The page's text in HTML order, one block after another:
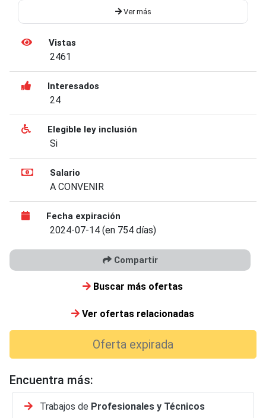
Ver más
Vistas
2461
Interesados
24
Elegible ley inclusión
Si
Salario
A CONVENIR
Fecha expiración
2024-07-14 (en 754 días)
Compartir
Buscar más ofertas
Ver ofertas relacionadas
Oferta expirada
Encuentra más:
Trabajos de Profesionales y Técnicos